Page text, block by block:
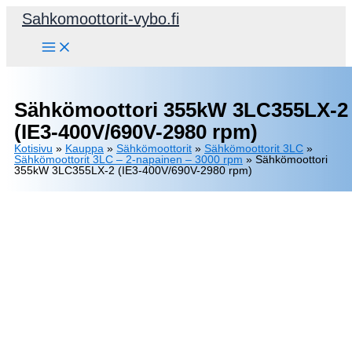
Siirry
Sahkomoottorit-vybo.fi
Sähkömoottori 355kW 3LC355LX-2
(IE3-400V/690V-2980 rpm)
Kotisivu » Kauppa » Sähkömoottorit » Sähkömoottorit 3LC »
Sähkömoottorit 3LC – 2-napainen – 3000 rpm » Sähkömoottori
355kW 3LC355LX-2 (IE3-400V/690V-2980 rpm)